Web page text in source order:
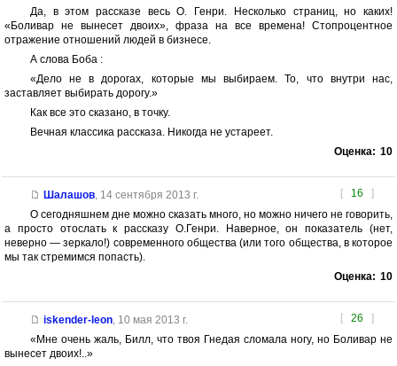
Да, в этом рассказе весь О. Генри. Несколько страниц, но каких!
«Боливар не вынесет двоих», фраза на все времена! Стопроцентное
отражение отношений людей в бизнесе.
А слова Боба :
«Дело не в дорогах, которые мы выбираем. То, что внутри нас,
заставляет выбирать дорогу.»
Как все это сказано, в точку.
Вечная классика рассказа. Никогда не устареет.
Оценка: 10
[ 16 ]
Шалашов, 14 сентября 2013 г.
О сегодняшнем дне можно сказать много, но можно ничего не говорить,
а просто отослать к рассказу О.Генри. Наверное, он показатель (нет,
неверно — зеркало!) современного общества (или того общества, в которое
мы так стремимся попасть).
Оценка: 10
[ 26 ]
iskender-leon, 10 мая 2013 г.
«Мне очень жаль, Билл, что твоя Гнедая сломала ногу, но Боливар не
вынесет двоих!..»